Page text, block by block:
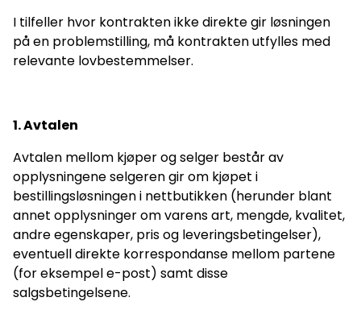
I tilfeller hvor kontrakten ikke direkte gir løsningen
på en problemstilling, må kontrakten utfylles med
relevante lovbestemmelser.
1. Avtalen
Avtalen mellom kjøper og selger består av
opplysningene selgeren gir om kjøpet i
bestillingsløsningen i nettbutikken (herunder blant
annet opplysninger om varens art, mengde, kvalitet,
andre egenskaper, pris og leveringsbetingelser),
eventuell direkte korrespondanse mellom partene
(for eksempel e-post) samt disse
salgsbetingelsene.